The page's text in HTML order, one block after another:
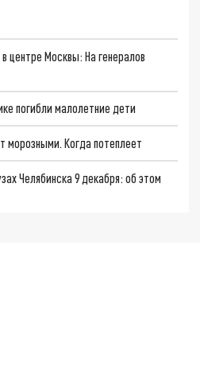
центре Москвы: На генералов
погибли малолетние дети
морозными. Когда потеплеет
Челябинска 9 декабря: об этом